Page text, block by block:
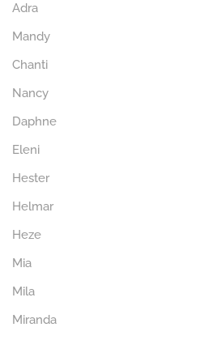
Adra
Mandy
Chanti
Nancy
Daphne
Eleni
Hester
Helmar
Heze
Mia
Mila
Miranda